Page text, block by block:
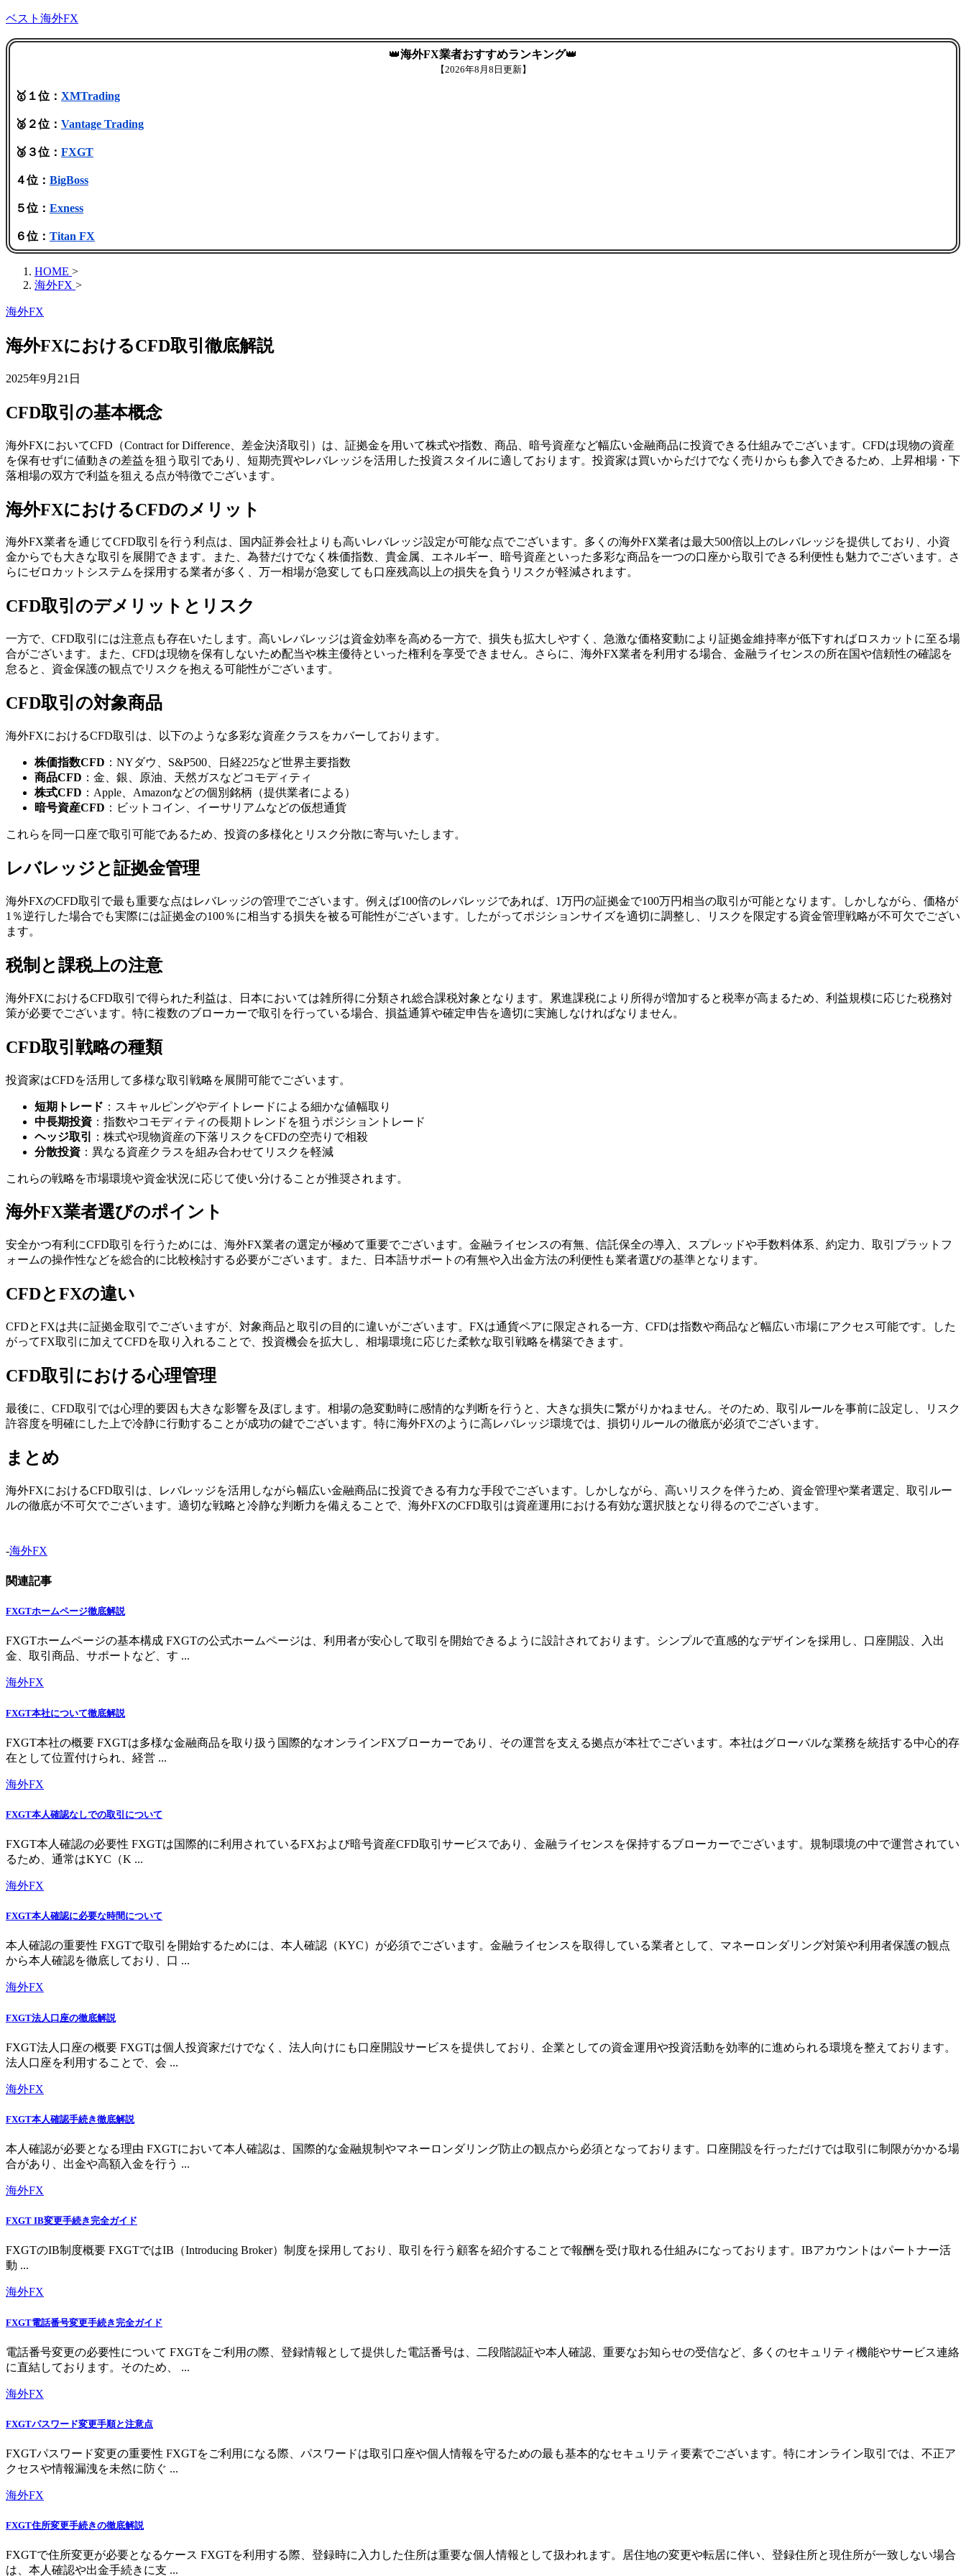
ベスト海外FX
👑海外FX業者おすすめランキング👑
【2026年8月8日更新】
🥇１位： XMTrading
🥈２位： Vantage Trading
🥉３位： FXGT
４位： BigBoss
５位： Exness
６位： Titan FX
HOME >
海外FX >
海外FX
海外FXにおけるCFD取引徹底解説
2025年9月21日
CFD取引の基本概念
海外FXにおいてCFD（Contract for Difference、差金決済取引）は、証拠金を用いて株式や指数、商品、暗号資産など幅広い金融商品に投資できる仕組みでございます。CFDは現物の資産
を保有せずに値動きの差益を狙う取引であり、短期売買やレバレッジを活用した投資スタイルに適しております。投資家は買いからだけでなく売りからも参入できるため、上昇相場・下
落相場の双方で利益を狙える点が特徴でございます。
海外FXにおけるCFDのメリット
海外FX業者を通じてCFD取引を行う利点は、国内証券会社よりも高いレバレッジ設定が可能な点でございます。多くの海外FX業者は最大500倍以上のレバレッジを提供しており、小資
金からでも大きな取引を展開できます。また、為替だけでなく株価指数、貴金属、エネルギー、暗号資産といった多彩な商品を一つの口座から取引できる利便性も魅力でございます。さ
らにゼロカットシステムを採用する業者が多く、万一相場が急変しても口座残高以上の損失を負うリスクが軽減されます。
CFD取引のデメリットとリスク
一方で、CFD取引には注意点も存在いたします。高いレバレッジは資金効率を高める一方で、損失も拡大しやすく、急激な価格変動により証拠金維持率が低下すればロスカットに至る場
合がございます。また、CFDは現物を保有しないため配当や株主優待といった権利を享受できません。さらに、海外FX業者を利用する場合、金融ライセンスの所在国や信頼性の確認を
怠ると、資金保護の観点でリスクを抱える可能性がございます。
CFD取引の対象商品
海外FXにおけるCFD取引は、以下のような多彩な資産クラスをカバーしております。
株価指数CFD ：NYダウ、S&P500、日経225など世界主要指数
商品CFD ：金、銀、原油、天然ガスなどコモディティ
株式CFD ：Apple、Amazonなどの個別銘柄（提供業者による）
暗号資産CFD ：ビットコイン、イーサリアムなどの仮想通貨
これらを同一口座で取引可能であるため、投資の多様化とリスク分散に寄与いたします。
レバレッジと証拠金管理
海外FXのCFD取引で最も重要な点はレバレッジの管理でございます。例えば100倍のレバレッジであれば、1万円の証拠金で100万円相当の取引が可能となります。しかしながら、価格が
1％逆行した場合でも実際には証拠金の100％に相当する損失を被る可能性がございます。したがってポジションサイズを適切に調整し、リスクを限定する資金管理戦略が不可欠でござい
ます。
税制と課税上の注意
海外FXにおけるCFD取引で得られた利益は、日本においては雑所得に分類され総合課税対象となります。累進課税により所得が増加すると税率が高まるため、利益規模に応じた税務対
策が必要でございます。特に複数のブローカーで取引を行っている場合、損益通算や確定申告を適切に実施しなければなりません。
CFD取引戦略の種類
投資家はCFDを活用して多様な取引戦略を展開可能でございます。
短期トレード ：スキャルピングやデイトレードによる細かな値幅取り
中長期投資 ：指数やコモディティの長期トレンドを狙うポジショントレード
ヘッジ取引
：株式や現物資産の下落リスクをCFDの空売りで相殺
分散投資 ：異なる資産クラスを組み合わせてリスクを軽減
これらの戦略を市場環境や資金状況に応じて使い分けることが推奨されます。
海外FX業者選びのポイント
安全かつ有利にCFD取引を行うためには、海外FX業者の選定が極めて重要でございます。金融ライセンスの有無、信託保全の導入、スプレッドや手数料体系、約定力、取引プラットフ
ォームの操作性などを総合的に比較検討する必要がございます。また、日本語サポートの有無や入出金方法の利便性も業者選びの基準となります。
CFDとFXの違い
CFDとFXは共に証拠金取引でございますが、対象商品と取引の目的に違いがございます。FXは通貨ペアに限定される一方、CFDは指数や商品など幅広い市場にアクセス可能です。した
がってFX取引に加えてCFDを取り入れることで、投資機会を拡大し、相場環境に応じた柔軟な取引戦略を構築できます。
CFD取引における心理管理
最後に、CFD取引では心理的要因も大きな影響を及ぼします。相場の急変動時に感情的な判断を行うと、大きな損失に繋がりかねません。そのため、取引ルールを事前に設定し、リスク
許容度を明確にした上で冷静に行動することが成功の鍵でございます。特に海外FXのように高レバレッジ環境では、損切りルールの徹底が必須でございます。
まとめ
海外FXにおけるCFD取引は、レバレッジを活用しながら幅広い金融商品に投資できる有力な手段でございます。しかしながら、高いリスクを伴うため、資金管理や業者選定、取引ルー
ルの徹底が不可欠でございます。適切な戦略と冷静な判断力を備えることで、海外FXのCFD取引は資産運用における有効な選択肢となり得るのでございます。
-海外FX
関連記事
FXGTホームページ徹底解説
FXGTホームページの基本構成 FXGTの公式ホームページは、利用者が安心して取引を開始できるように設計されております。シンプルで直感的なデザインを採用し、口座開設、入出
金、取引商品、サポートなど、す ...
海外FX
FXGT本社について徹底解説
FXGT本社の概要 FXGTは多様な金融商品を取り扱う国際的なオンラインFXブローカーであり、その運営を支える拠点が本社でございます。本社はグローバルな業務を統括する中心的存
在として位置付けられ、経営 ...
海外FX
FXGT本人確認なしでの取引について
FXGT本人確認の必要性 FXGTは国際的に利用されているFXおよび暗号資産CFD取引サービスであり、金融ライセンスを保持するブローカーでございます。規制環境の中で運営されてい
るため、通常はKYC（K ...
海外FX
FXGT本人確認に必要な時間について
本人確認の重要性 FXGTで取引を開始するためには、本人確認（KYC）が必須でございます。金融ライセンスを取得している業者として、マネーロンダリング対策や利用者保護の観点
から本人確認を徹底しており、口 ...
海外FX
FXGT法人口座の徹底解説
FXGT法人口座の概要 FXGTは個人投資家だけでなく、法人向けにも口座開設サービスを提供しており、企業としての資金運用や投資活動を効率的に進められる環境を整えております。
法人口座を利用することで、会 ...
海外FX
FXGT本人確認手続き徹底解説
本人確認が必要となる理由 FXGTにおいて本人確認は、国際的な金融規制やマネーロンダリング防止の観点から必須となっております。口座開設を行っただけでは取引に制限がかかる場
合があり、出金や高額入金を行う ...
海外FX
FXGT IB変更手続き完全ガイド
FXGTのIB制度概要 FXGTではIB（Introducing Broker）制度を採用しており、取引を行う顧客を紹介することで報酬を受け取れる仕組みになっております。IBアカウントはパートナー活
動 ...
海外FX
FXGT電話番号変更手続き完全ガイド
電話番号変更の必要性について FXGTをご利用の際、登録情報として提供した電話番号は、二段階認証や本人確認、重要なお知らせの受信など、多くのセキュリティ機能やサービス連絡
に直結しております。そのため、 ...
海外FX
FXGTパスワード変更手順と注意点
FXGTパスワード変更の重要性 FXGTをご利用になる際、パスワードは取引口座や個人情報を守るための最も基本的なセキュリティ要素でございます。特にオンライン取引では、不正ア
クセスや情報漏洩を未然に防ぐ ...
海外FX
FXGT住所変更手続きの徹底解説
FXGTで住所変更が必要となるケース FXGTを利用する際、登録時に入力した住所は重要な個人情報として扱われます。居住地の変更や転居に伴い、登録住所と現住所が一致しない場合
は、本人確認や出金手続きに支 ...